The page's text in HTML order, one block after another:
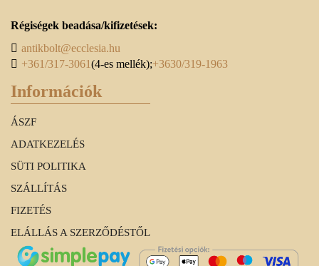
Régiségek beadása/kifizetések:
antikbolt@ecclesia.hu
+361/317-3061(4-es mellék);+3630/319-1963
Információk
ÁSZF
ADATKEZELÉS
SÜTI POLITIKA
SZÁLLÍTÁS
FIZETÉS
ELÁLLÁS A SZERZŐDÉSTŐL